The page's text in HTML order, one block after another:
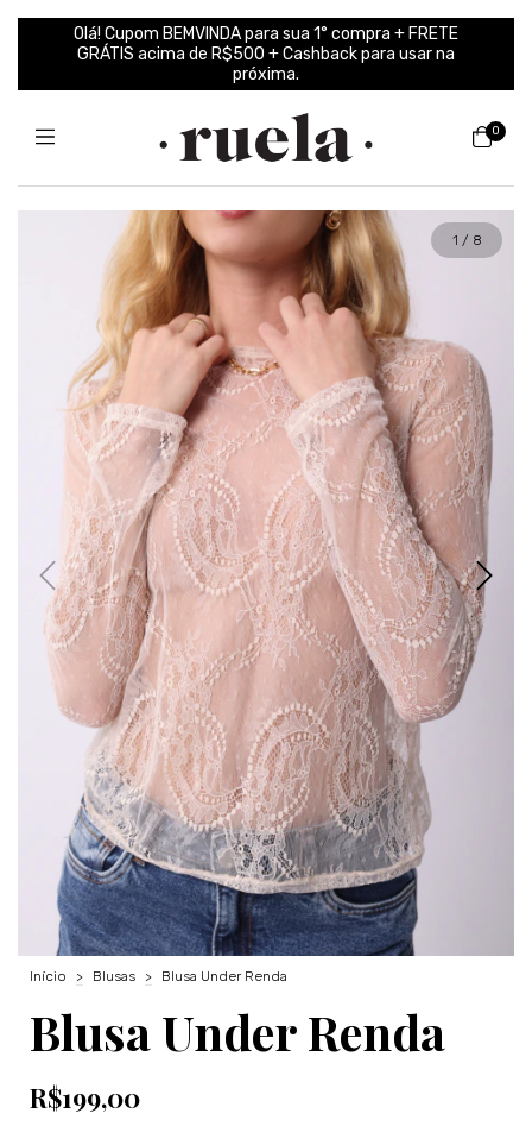
Olá! Cupom BEMVINDA para sua 1° compra + FRETE
GRÁTIS acima de R$500 + Cashback para usar na
próxima.
0
1 / 8
Início > Blusas > Blusa Under Renda
Blusa Under Renda
R$199,00